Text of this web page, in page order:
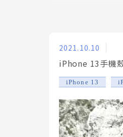
2021.10.10
iPhone 13手機
iPhone 13